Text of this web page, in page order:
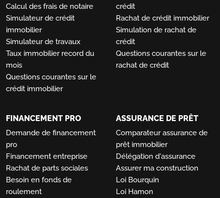
Calcul des frais de notaire
Simulateur de crédit
immobilier
Simulateur de travaux
Taux immobilier record du
mois
Questions courantes sur le
crédit immobilier
crédit
Rachat de crédit immobilier
Simulation de rachat de
crédit
Questions courantes sur le
rachat de crédit
FINANCEMENT PRO
Demande de financement
pro
Financement entreprise
Rachat de parts sociales
Besoin en fonds de
roulement
ASSURANCE DE PRÊT
Comparateur assurance de
prêt immobilier
Délégation d'assurance
Assurer ma construction
Loi Bourquin
Loi Hamon